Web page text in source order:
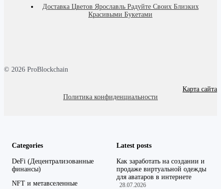
Доставка Цветов Ярославль Радуйте Своих Близких
Красивыми Букетами
© 2026 ProBlockchain
Карта сайта
Политика конфиденциальности
Categories
DeFi (Децентрализованные
финансы)
NFT и метавселенные
Latest posts
Как заработать на создании и
продаже виртуальной одежды
для аватаров в интернете
28.07.2026